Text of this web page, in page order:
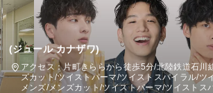
(ジュール カナザワ)
アクセス：片町きららから徒歩5分/北陸鉄道石
ズカット/ツイストパーマ/ツイストスパイラル/ツ
メンズ/メンズカット/ツイストパーマ/ツイストス